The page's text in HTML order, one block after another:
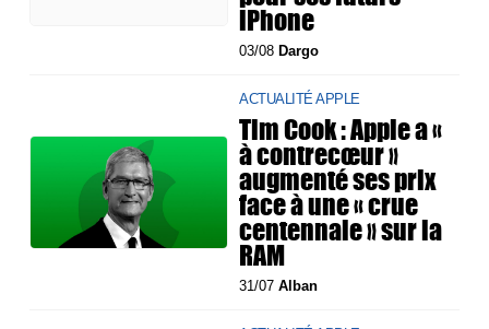
iPhone
03/08 Dargo
ACTUALITÉ APPLE
Tim Cook : Apple a «
à contrecœur »
augmenté ses prix
face à une « crue
centennale » sur la
RAM
31/07Alban